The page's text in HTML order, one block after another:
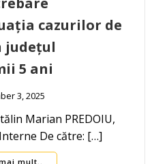
cazurilor de
județul
5 ani
3, 2025
Marian PREDOIU,
De către: […]
mult..